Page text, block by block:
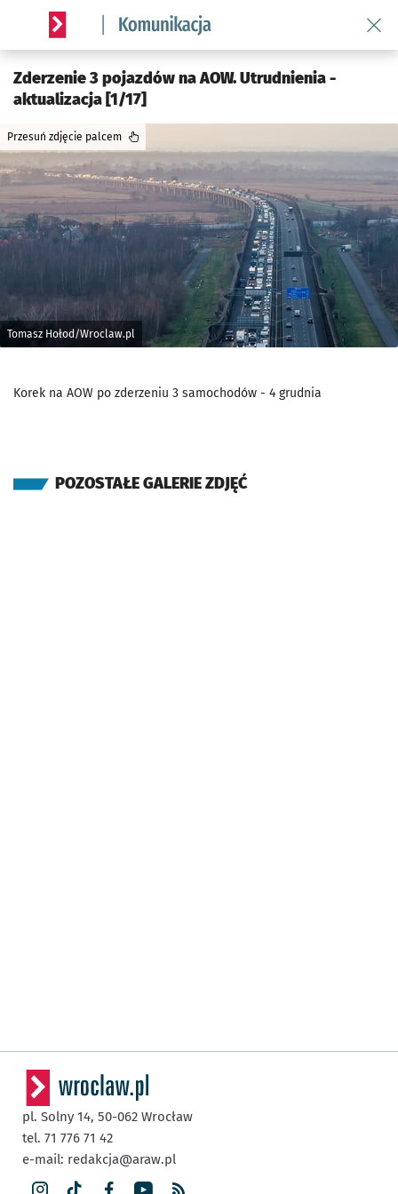
Serwis informacyjny wroclaw.pl podserwis: Komunikacja
Zderzenie 3 pojazdów na AOW. Utrudnienia -
aktualizacja [1/17]
Tomasz Hołod/Wroclaw.pl
Przesuń zdjęcie palcem
Korek na AOW po zderzeniu 3 samochodów - 4 grudnia
POZOSTAŁE GALERIE ZDJĘĆ
pl. Solny 14, 50-062 Wrocław
tel. 71 776 71 42
e-mail: redakcja@araw.pl